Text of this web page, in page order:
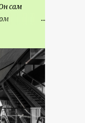
сам
и
на: